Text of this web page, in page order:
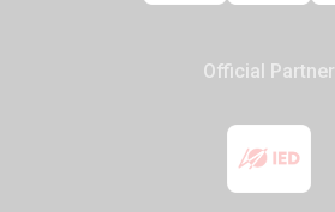
Official Partner